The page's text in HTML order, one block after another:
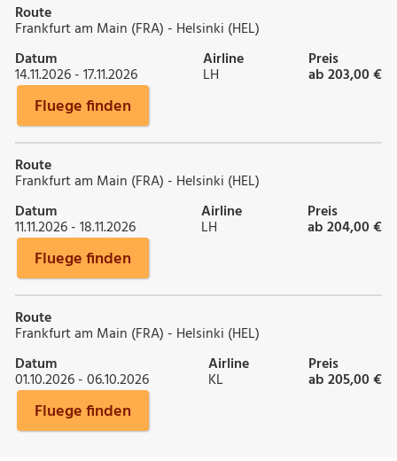
Route
Frankfurt am Main (FRA) - Helsinki (HEL)
Datum
14.11.2026 - 17.11.2026
Airline
LH
Preis
ab 203,00 €
Fluege finden
Route
Frankfurt am Main (FRA) - Helsinki (HEL)
Datum
11.11.2026 - 18.11.2026
Airline
LH
Preis
ab 204,00 €
Fluege finden
Route
Frankfurt am Main (FRA) - Helsinki (HEL)
Datum
01.10.2026 - 06.10.2026
Airline
KL
Preis
ab 205,00 €
Fluege finden